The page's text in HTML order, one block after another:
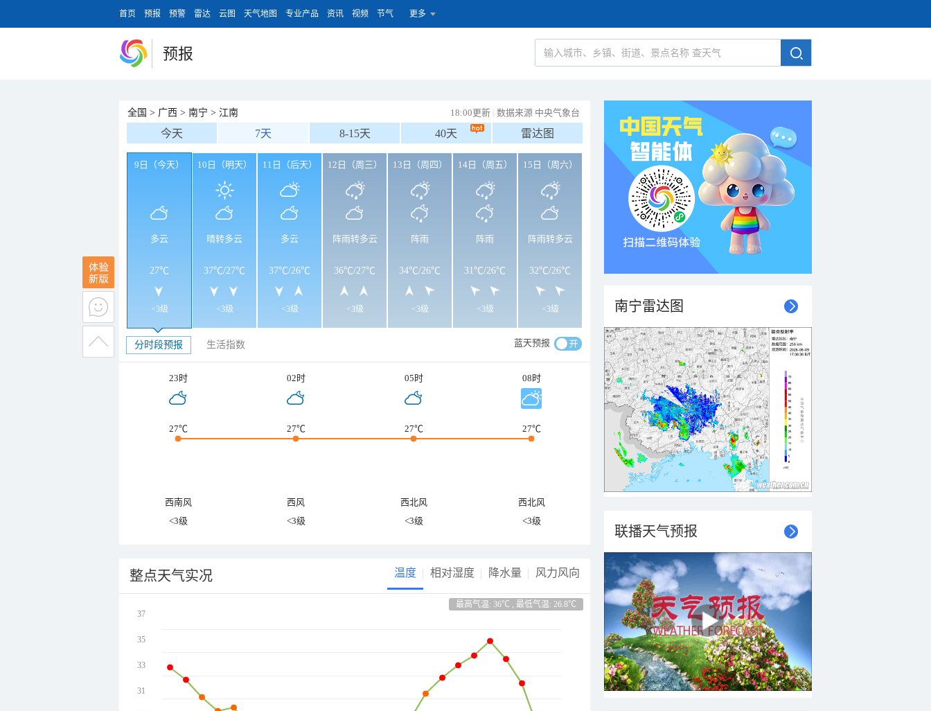
首页 预报 预警 雷达 云图 天气地图 专业产品 资讯 视频 节气 更多
预报
全国 > 广西 > 南宁 > 江南 18:00更新 | 数据来源 中央气象台
今天 7天 8-15天 40天 雷达图
9日（今天）
多云
27℃
<3级
10日（明天）
晴转多云
37℃/27℃
<3级
11日（后天）
多云
37℃/26℃
<3级
12日（周三）
阵雨转多云
36℃/27℃
<3级
13日（周四）
阵雨
34℃/26℃
<3级
14日（周五）
阵雨
31℃/26℃
<3级
15日（周六）
阵雨转多云
32℃/26℃
<3级
分时段预报 生活指数 蓝天预报
23时 02时 05时 08时
27℃ 27℃ 27℃ 27℃
西南风 西风 西北风
西北风
<3级
<3级 <3级 <3级
整点天气实况 温度 相对湿度 降水量 风力风向
最高气温: 36℃ , 最低气温: 26.8℃
37
35
33
31
南宁雷达图
联播天气预报